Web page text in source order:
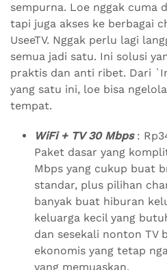
sempurna. Loe nggak cuma
tapi juga akses ke berbagai
UseeTV. Nggak perlu lagi
semua jadi satu. Ini solusi
praktis dan anti ribet. Dari
yang satu ini, loe bisa
tempat.
WiFi + TV 30 Mbps:
Paket dasar yang
Mbps yang cukup buat
standar, plus pilihan
banyak buat hiburan
keluarga kecil yang
dan sesekali nonton TV
ekonomis yang tetap
yang memuaskan.